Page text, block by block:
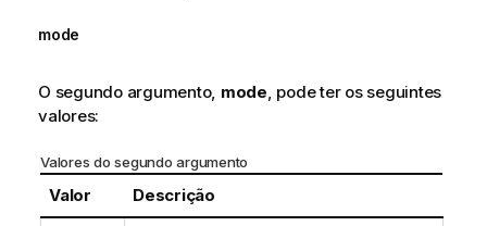
mode
O segundo argumento, mode , pode ter os seguintes
valores:
Valores do segundo argumento
Valor Descrição